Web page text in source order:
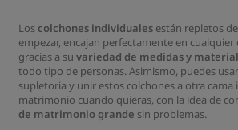
Loscolchones individualesestán repletos
empezar, encajan perfectamente en
gracias a su variedad de medidas y
todo tipo de personas. Asimismo, puedes
supletoria y unir estos colchones a otra cama
matrimonio cuando quieras, con la idea de
de matrimonio grande sin problemas.